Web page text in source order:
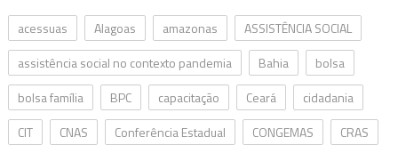
acessuas Alagoas amazonas
ASSISTÊNCIA SOCIAL
assistência social no contexto pandemia
Bahia
bolsa
bolsa família
BPC capacitação Ceará
cidadania
CIT
CNAS Conferência Estadual CONGEMAS
CRAS